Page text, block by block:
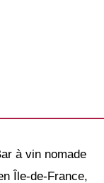
à vin nomade
Île-de-France,